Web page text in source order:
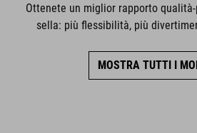
Ottenete un miglior rapporto
sella: più flessibilità, più
MOSTRA TUTTI I